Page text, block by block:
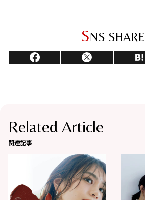
SNS SHARE
Related Article
関連記事